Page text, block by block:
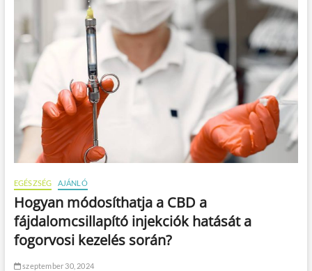
EGÉSZSÉG AJÁNLÓ
Hogyan módosíthatja a CBD a
fájdalomcsillapító injekciók hatását a
fogorvosi kezelés során?
szeptember 30, 2024